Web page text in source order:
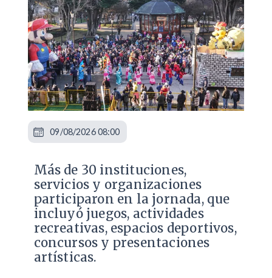
Más de 30 instituciones,
servicios y organizaciones
participaron en la jornada, que
incluyó juegos, actividades
recreativas, espacios deportivos,
concursos y presentaciones
artísticas.
09/08/2026 08:00